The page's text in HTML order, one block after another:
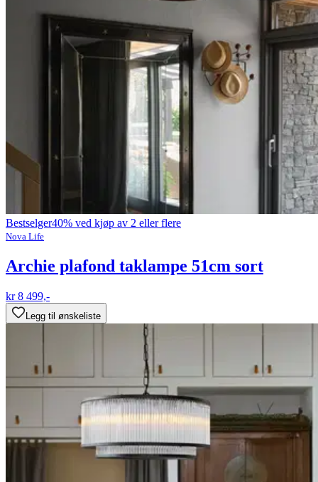
Bestselger40% ved kjøp av 2 eller flere
Nova Life
Archie plafond taklampe 51cm sort
kr 8 499,-
Legg til ønskeliste